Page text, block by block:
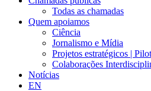
Todas as chamadas
Quem apoiamos
Ciência
Jornalismo e Mídia
Projetos estratégicos |
Colaborações
Notícias
EN